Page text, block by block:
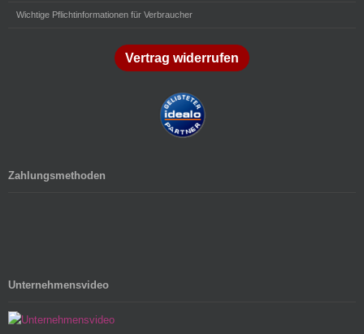
Wichtige Pflichtinformationen für Verbraucher
Vertrag widerrufen
Zahlungsmethoden
Unternehmensvideo